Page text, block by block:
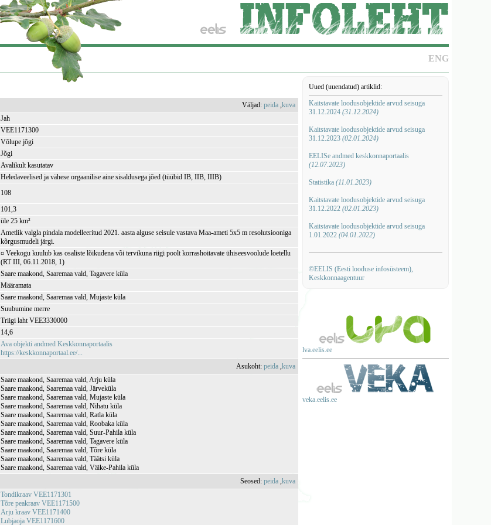
ENG
Uued (uuendatud) artiklid:
Kaitstavate loodusobjektide arvud seisuga
31.12.2024 (31.12.2024)
Kaitstavate loodusobjektide arvud seisuga
31.12.2023 (02.01.2024)
EELISe andmed keskkonnaportaalis
(12.07.2023)
Statistika (11.01.2023)
Kaitstavate loodusobjektide arvud seisuga
31.12.2022 (02.01.2023)
Kaitstavate loodusobjektide arvud seisuga
1.01.2022 (04.01.2022)
©EELIS (Eesti looduse infosüsteem),
Keskkonnaagentuur
lva.eelis.ee
veka.eelis.ee
Väljad:peida ,kuva
Jah
VEE1171300
Võlupe jõgi
Jõgi
Avalikult kasutatav
Heledaveelised ja vähese orgaanilise aine sisaldusega jõed (tüübid IB, IIB, IIIB)
108
101,3
üle 25 km²
Ametlik valgla pindala modelleeritud 2021. aasta alguse seisule vastava Maa-ameti 5x5 m resolutsiooniga
kõrgusmudeli järgi.
¤ Veekogu kuulub kas osaliste lõikudena või tervikuna riigi poolt korrashoitavate ühiseesvoolude loetellu
(RT III, 06.11.2018, 1)
Saare maakond, Saaremaa vald, Tagavere küla
Määramata
Saare maakond, Saaremaa vald, Mujaste küla
Suubumine merre
Triigi laht VEE3330000
14,6
Ava objekti andmed Keskkonnaportaalis
https://keskkonnaportaal.ee/...
Asukoht:peida ,kuva
Saare maakond, Saaremaa vald, Arju küla
Saare maakond, Saaremaa vald, Järveküla
Saare maakond, Saaremaa vald, Mujaste küla
Saare maakond, Saaremaa vald, Nihatu küla
Saare maakond, Saaremaa vald, Ratla küla
Saare maakond, Saaremaa vald, Roobaka küla
Saare maakond, Saaremaa vald, Suur-Pahila küla
Saare maakond, Saaremaa vald, Tagavere küla
Saare maakond, Saaremaa vald, Tõre küla
Saare maakond, Saaremaa vald, Täätsi küla
Saare maakond, Saaremaa vald, Väike-Pahila küla
Seosed:peida ,kuva
Tondikraav VEE1171301
Tõre peakraav VEE1171500
Arju kraav VEE1171400
Lubjaoja VEE1171600